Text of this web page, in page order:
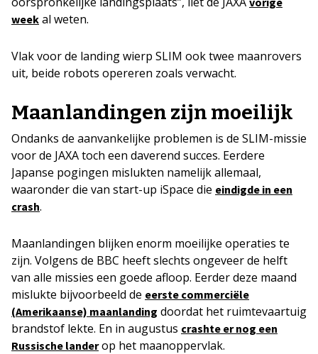
week al weten.
Vlak voor de landing wierp SLIM ook twee maanrovers
uit, beide robots opereren zoals verwacht.
Maanlandingen zijn moeilijk
Ondanks de aanvankelijke problemen is de SLIM-missie
voor de JAXA toch een daverend succes. Eerdere
Japanse pogingen mislukten namelijk allemaal,
waaronder die van start-up iSpace die eindigde in een
crash.
Maanlandingen blijken enorm moeilijke operaties te
zijn. Volgens de BBC heeft slechts ongeveer de helft
van alle missies een goede afloop. Eerder deze maand
mislukte bijvoorbeeld de eerste commerciële
(Amerikaanse) maanlanding doordat het ruimtevaartuig
brandstof lekte. En in augustus crashte er nog een
Russische landerop het maanoppervlak.